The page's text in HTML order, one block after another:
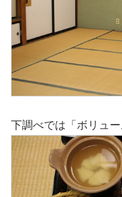
下調べでは「ボリュ